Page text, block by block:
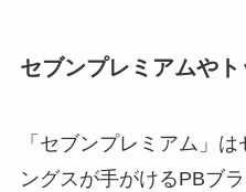
セブンプレミアムや
「セブンプレミアム」
ングスが手がけるPBブ